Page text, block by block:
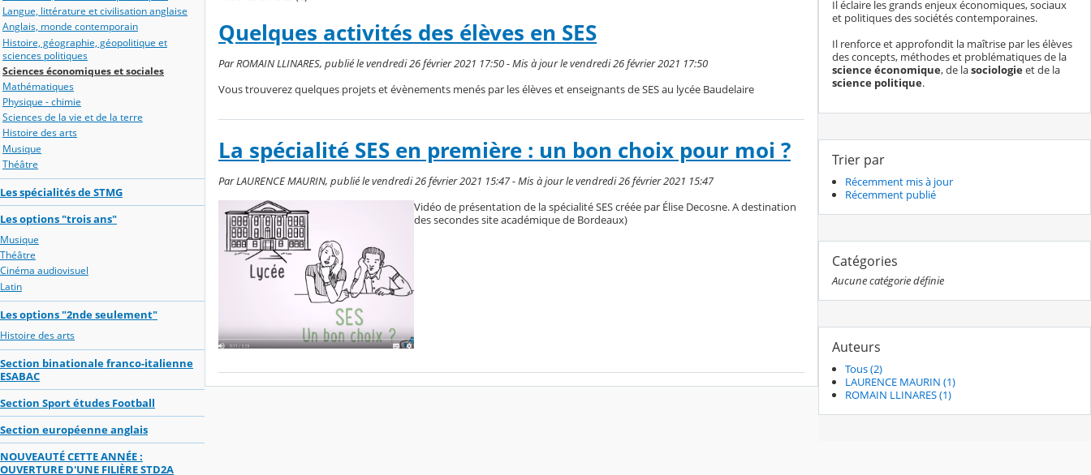
Langue, littérature et civilisation anglaise
Anglais, monde contemporain
Histoire, géographie, géopolitique et
sciences politiques
Sciences économiques et sociales
Mathématiques
Physique - chimie
Sciences de la vie et de la terre
Histoire des arts
Musique
Théâtre
Les spécialités de STMG
Les options "trois ans"
Musique
Théâtre
Cinéma audiovisuel
Latin
Les options "2nde seulement"
Histoire des arts
Section binationale franco-italienne
ESABAC
Section Sport études Football
Section européenne anglais
NOUVEAUTÉ CETTE ANNÉE :
OUVERTURE D'UNE FILIÈRE STD2A
Quelques activités des élèves en SES
Par ROMAIN LLINARES, publié le vendredi 26 février 2021 17:50 - Mis à jour le vendredi 26 février 2021 17:50
Vous trouverez quelques projets et évènements menés par les élèves et enseignants de SES au lycée Baudelaire
La spécialité SES en première : un bon choix pour moi ?
Par LAURENCE MAURIN, publié le vendredi 26 février 2021 15:47 - Mis à jour le vendredi 26 février 2021 15:47
Vidéo de présentation de la spécialité SES créée par Élise Decosne. A destination
des secondes site académique de Bordeaux)
Il éclaire les grands enjeux économiques, sociaux
et politiques des sociétés contemporaines.
Il renforce et approfondit la maîtrise par les élèves
des concepts, méthodes et problématiques de la
science économique, de lasociologieet de la
science politique.
Trier par
Récemment mis à jour
Récemment publié
Catégories
Aucune catégorie définie
Auteurs
Tous (2)
LAURENCE MAURIN (1)
ROMAIN LLINARES (1)